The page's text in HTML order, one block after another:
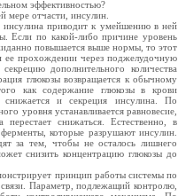
эффективностью?
мере отчасти, инсулин.
инсулина приводит к умейшению в ней
Если по какой-либо причине уровень
повышается выше нормы, то этот
ее прохождении через поджелудочную
дополнительного количества
глюкозы возвращается к обычному
как содержание глюкозы в крови
и секреция инсулина. По
уровня устанавливается равновесие,
перестает снижаться. Естественно, в
которые разрушают инсулин.
за тем, чтобы не осталось лишнего
снизить концентрацию глюкозы до
принцип работы системы по
Параметр, подлежащий контролю,